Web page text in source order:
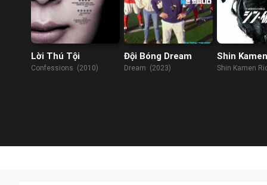
Lời Thú Tội
Confessions (2010)
Đội Bóng Dream
Dream (2023)
Shin
Shin Kamen